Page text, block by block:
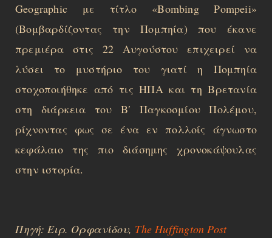
Geographic με τίτλο «Bombing Pompeii»
(Βομβαρδίζοντας την Πομπηία) που έκανε
πρεμιέρα στις 22 Αυγούστου επιχειρεί να
λύσει το μυστήριο του γιατί η Πομπηία
στοχοποιήθηκε από τις ΗΠΑ και τη Βρετανία
στη διάρκεια του Β′ Παγκοσμίου Πολέμου,
ρίχνοντας φως σε ένα εν πολλοίς άγνωστο
κεφάλαιο της πιο διάσημης χρονοκάψουλας
στην ιστορία.
Πηγή: Ειρ. Ορφανίδου, The Huffington Post